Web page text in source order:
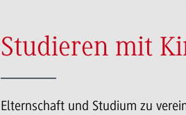
Studieren mit
Elternschaft und Studium zu